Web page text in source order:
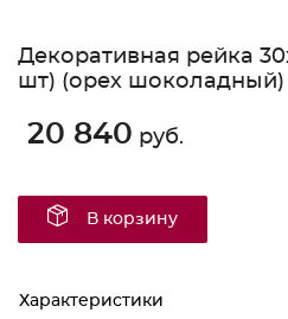
Декоративная рейка
шт) (орех шоколадный)
20 840 руб.
В корзину
Характеристики